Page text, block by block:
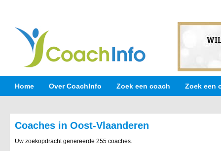
Home Over CoachInfo Zoek een coach Zoek een
Coaches in Oost-Vlaanderen
Uw zoekopdracht genereerde 255 coaches.